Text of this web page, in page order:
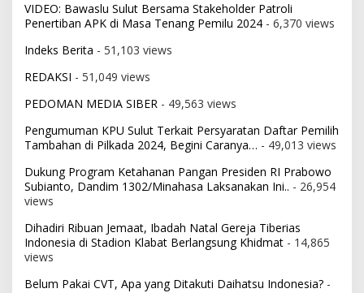
VIDEO: Bawaslu Sulut Bersama Stakeholder Patroli
Penertiban APK di Masa Tenang Pemilu 2024 - 6,370 views
Indeks Berita - 51,103 views
REDAKSI - 51,049 views
PEDOMAN MEDIA SIBER - 49,563 views
Pengumuman KPU Sulut Terkait Persyaratan Daftar Pemilih
Tambahan di Pilkada 2024, Begini Caranya… - 49,013 views
Dukung Program Ketahanan Pangan Presiden RI Prabowo
Subianto, Dandim 1302/Minahasa Laksanakan Ini.. - 26,954
views
Dihadiri Ribuan Jemaat, Ibadah Natal Gereja Tiberias
Indonesia di Stadion Klabat Berlangsung Khidmat - 14,865
views
Belum Pakai CVT, Apa yang Ditakuti Daihatsu Indonesia? -